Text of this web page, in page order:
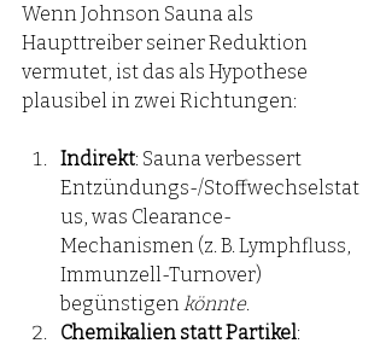
Wenn Johnson Sauna als
Haupttreiber seiner Reduktion
vermutet, ist das als Hypothese
plausibel in zwei Richtungen:
Indirekt: Sauna verbessert
Entzündungs-/Stoffwechselstat
us, was Clearance-
Mechanismen (z. B. Lymphfluss,
Immunzell-Turnover)
begünstigen könnte.
Chemikalien statt Partikel: